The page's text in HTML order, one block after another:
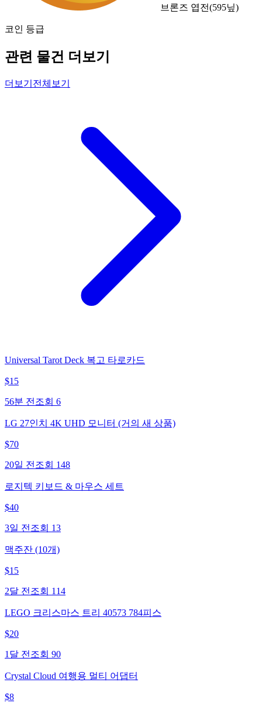
브론즈 엽전(595닢)
코인 등급
관련 물건 더보기
더보기 전체보기
Universal Tarot Deck 복고 타로카드
$15
56분 전 조회 6
LG 27인치 4K UHD 모니터 (거의 새 상품)
$70
20일 전 조회 148
로지텍 키보드 & 마우스 세트
$40
3일 전 조회 13
맥주잔 (10개)
$15
2달 전 조회 114
LEGO 크리스마스 트리 40573 784피스
$20
1달 전 조회 90
Crystal Cloud 여행용 멀티 어댑터
$8